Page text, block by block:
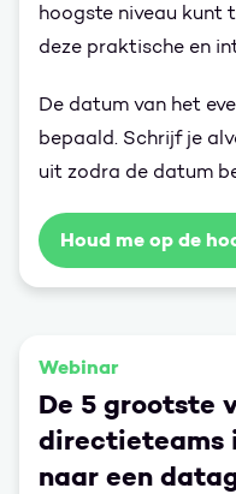
hoogste niveau kunt
deze praktische en
De datum van het
bepaald. Schrijf je
uit zodra de datum
Houd me op de
Webinar
De 5 grootste
directieteams
naar een